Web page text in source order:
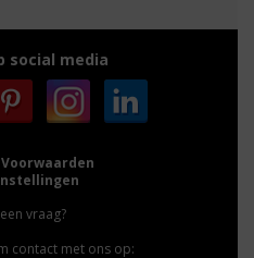
social media
vraag?
contact met ons op: